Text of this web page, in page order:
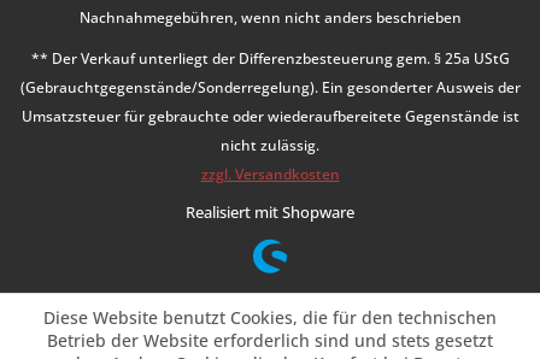
Nachnahmegebühren, wenn nicht anders beschrieben
** Der Verkauf unterliegt der Differenzbesteuerung gem. § 25a UStG
(Gebrauchtgegenstände/Sonderregelung). Ein gesonderter Ausweis der
Umsatzsteuer für gebrauchte oder wiederaufbereitete Gegenstände ist
nicht zulässig.
zzgl. Versandkosten
Realisiert mit Shopware
Diese Website benutzt Cookies, die für den technischen
Betrieb der Website erforderlich sind und stets gesetzt